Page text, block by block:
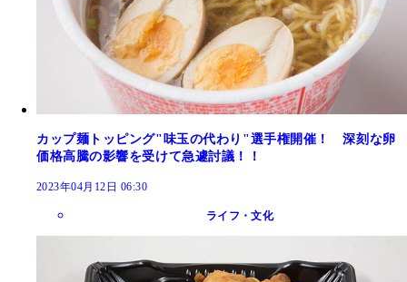
カップ麺トッピング"味玉の代わり"選手権開催！ 深刻な卵
価格高騰の影響を受けて急遽討議！！
2023年04月12日 06:30
ライフ・文化